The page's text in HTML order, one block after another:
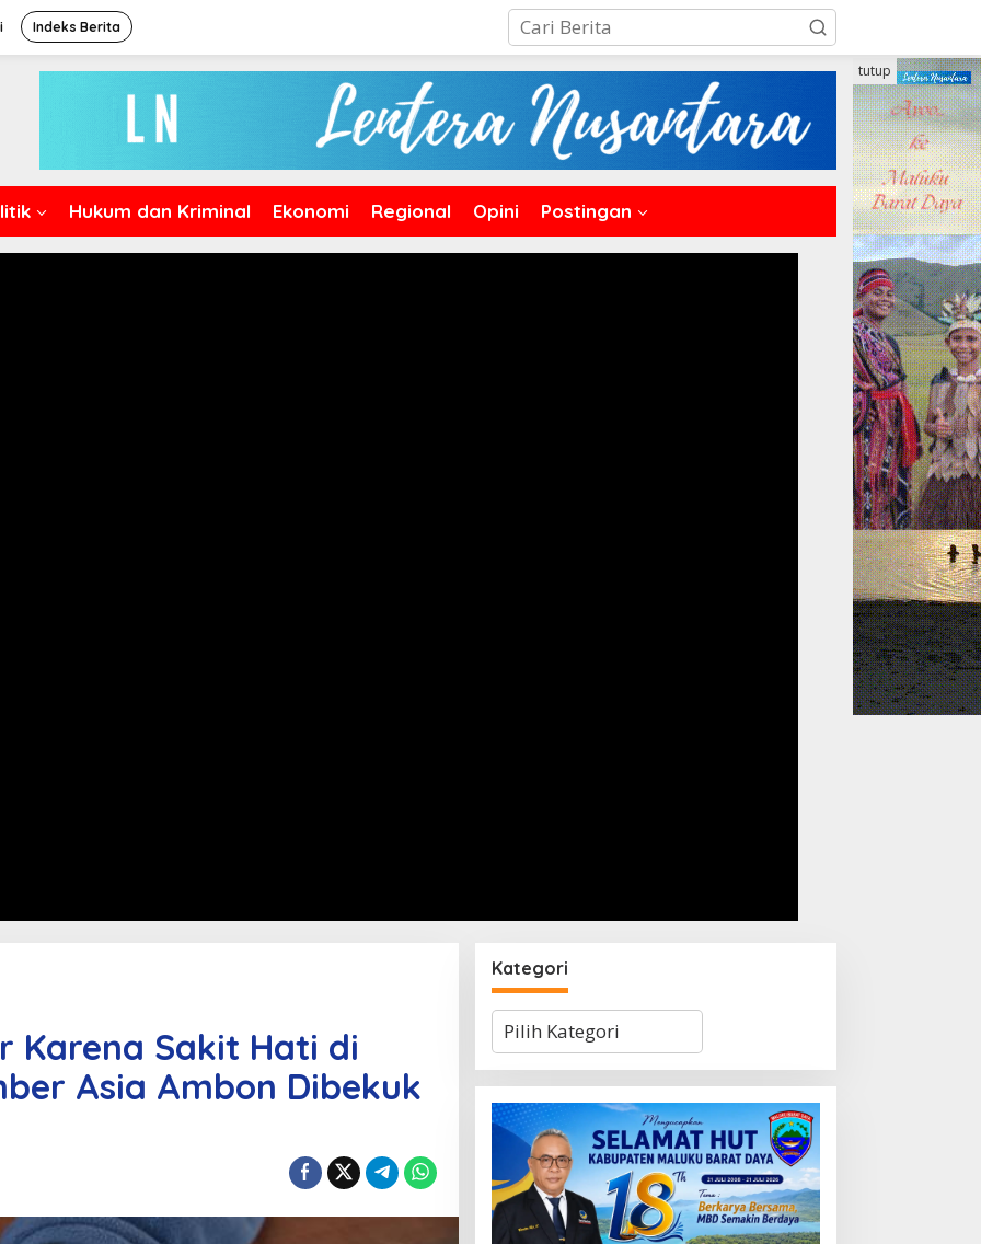
Indeks Berita
Hukum dan Kriminal Ekonomi Regional Opini Postingan
tutup
Karena Sakit Hati di
Asia Ambon Dibekuk
Kategori
Kategori